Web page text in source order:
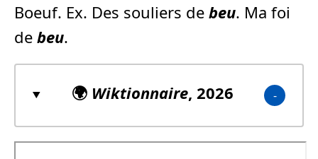
Boeuf. Ex. Des souliers de beu. Ma foi
de beu.
🌍 Wiktionnaire, 2026